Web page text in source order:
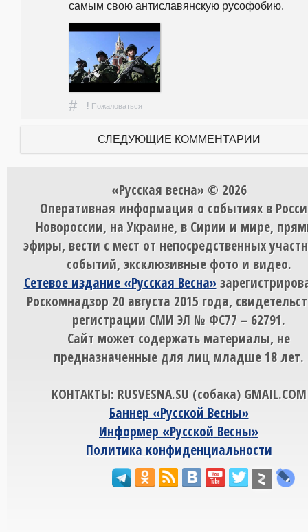
# ! Пожаловаться
СЛЕДУЮЩИЕ КОММЕНТАРИИ
«Русская весна» © 2026
Оперативная информация о событиях в
Новороссии, на Украине, в Сирии и мире,
эфиры, вести с мест от непосредственных
событий, эксклюзивные фото и видео.
Сетевое издание «Русская Весна»
Роскомнадзор 20 августа 2015 года,
регистрации СМИ ЭЛ № ФС77 – 62791.
Сайт может содержать материалы, не
предназначенные для лиц младше 18 лет.
КОНТАКТЫ: RUSVESNA.SU (собака) GMAIL.COM
Баннер «Русской Весны»
Информер «Русской Весны»
Политика конфиденциальности